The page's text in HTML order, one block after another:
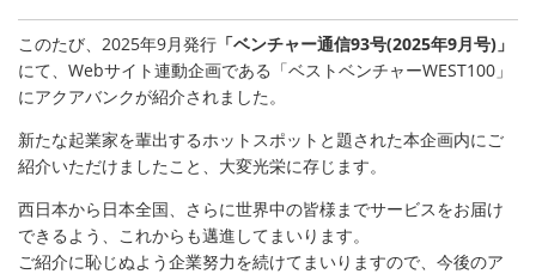
Water Server
COOLIC
環境事業
会社概要
このたび、2025年9月発行 「ベンチャー通信93号(2025年9月号)」
にて、Webサイト連動企画である「ベストベンチャーWEST100」
にアクアバンクが紹介されました。
新たな起業家を輩出するホットスポットと題された本企画内にご
紹介いただけましたこと、大変光栄に存じます。
西日本から日本全国、さらに世界中の皆様までサービスをお届け
できるよう、これからも邁進してまいります。
ご紹介に恥じぬよう企業努力を続けてまいりますので、今後のア